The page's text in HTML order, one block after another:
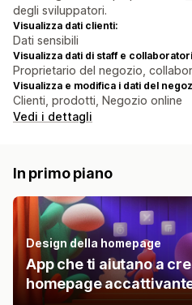
degli sviluppatori.
Visualizza dati clienti:
Dati sensibili
Visualizza dati di staff e
Proprietario del negozio,
Visualizza e modifica i dati del
Clienti, prodotti, Negozio online
Vedi i dettagli
In primo piano
Design della homepage
App che ti aiutano a
homepage